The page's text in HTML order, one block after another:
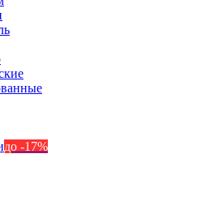
до -17%